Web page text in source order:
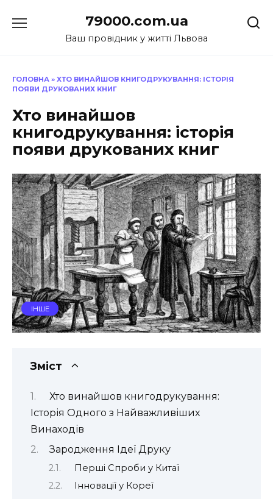
до
79000.com.ua
Ваш провідник у житті Львова
ГОЛОВНА » ХТО ВИНАЙШОВ КНИГОДРУКУВАННЯ: ІСТОРІЯ
ПОЯВИ ДРУКОВАНИХ КНИГ
Хто винайшов
книгодрукування: історія
появи друкованих книг
ІНШЕ
Зміст
Хто винайшов книгодрукування:
Історія Одного з Найважливіших
Винаходів
Зародження Ідеї Друку
Перші Спроби у Китаї
Інновації у Кореї